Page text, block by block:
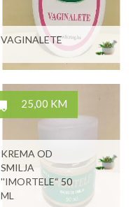
VAGINALETE
25,00 KM
KREMA OD
SMILJA
''IMORTELE“ 50
ML